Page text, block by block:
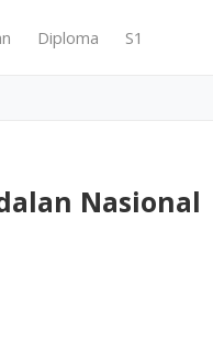
Diploma S1
Nasional